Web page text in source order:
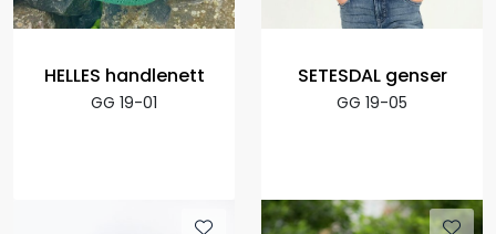
HELLES handlenett
GG 19-01
SETESDAL genser
GG 19-05